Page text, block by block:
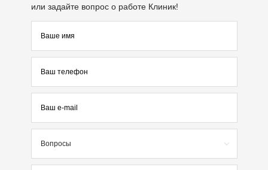
или задайте вопрос о работе Клиник!
Вопросы